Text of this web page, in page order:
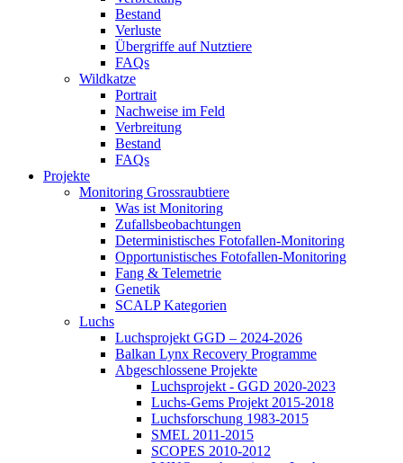
Bestand
Verluste
Übergriffe auf Nutztiere
FAQs
Wildkatze
Portrait
Nachweise im Feld
Verbreitung
Bestand
FAQs
Projekte
Monitoring Grossraubtiere
Was ist Monitoring
Zufallsbeobachtungen
Deterministisches Fotofallen-Monitoring
Opportunistisches Fotofallen-Monitoring
Fang & Telemetrie
Genetik
SCALP Kategorien
Luchs
Luchsprojekt GGD – 2024-2026
Balkan Lynx Recovery Programme
Abgeschlossene Projekte
Luchsprojekt - GGD 2020-2023
Luchs-Gems Projekt 2015-2018
Luchsforschung 1983-2015
SMEL 2011-2015
SCOPES 2010-2012